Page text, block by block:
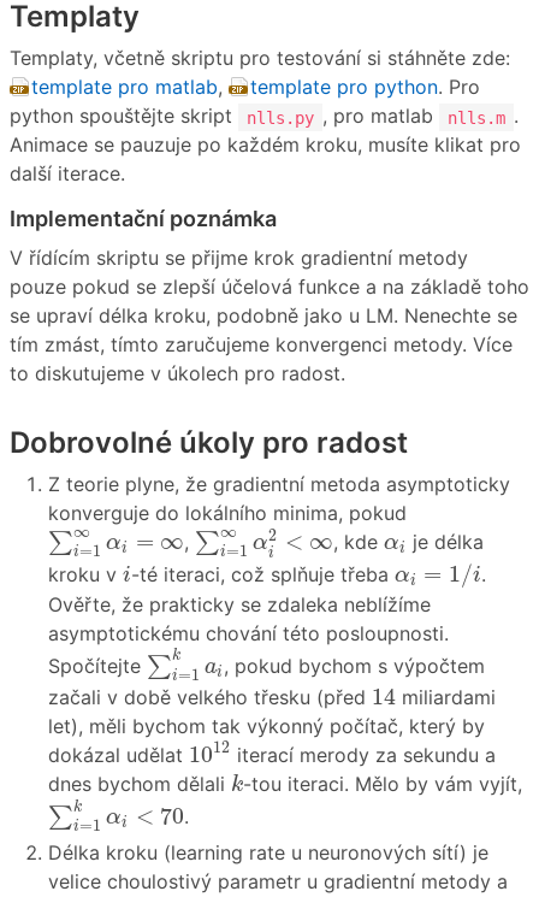
Templaty
Templaty, včetně skriptu pro testování si stáhněte zde:
template pro matlab, template pro python. Pro
python spouštějte skript
nlls.py , pro matlab nlls.m .
Animace se pauzuje po každém kroku, musíte klikat pro
další iterace.
Implementační poznámka
V řídícím skriptu se přijme krok gradientní metody
pouze pokud se zlepší účelová funkce a na základě toho
se upraví délka kroku, podobně jako u LM. Nenechte se
tím zmást, tímto zaručujeme konvergenci metody. Více
to diskutujeme v úkolech pro radost.
Dobrovolné úkoly pro radost
Z teorie plyne, že gradientní metoda asymptoticky
konverguje do lokálního minima, pokud
∑∞
i=1 αi = ∞
∑i=1 ∞αi= ∞ , ∑∞
i=1 α2
i < ∞
∑i=1∞αi2<∞, kdeαi
αi je délka
kroku v i
i-té iteraci, což splňuje třeba αi = 1/i
i /i
.
Ověřte, že prakticky se zdaleka neblížíme
asymptotickému chování této posloupnosti.
Spočítejte ∑k
i=1 ai
∑i=1k ai
, pokud bychom s výpočtem
začali v době velkého třesku (před 14
14 miliardami
let), měli bychom tak výkonný počítač, který by
dokázal udělat 1012
1012iterací merody za sekundu a
dnes bychom dělali k
k-tou iteraci. Mělo by vám vyjít,
∑k
i=1 αi < 70
∑i=1 kαi<70
.
Délka kroku (learning rate u neuronových sítí) je
velice choulostivý parametr u gradientní metody a